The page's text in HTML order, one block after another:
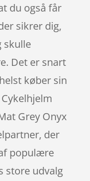
du også får
sikrer dig,
skulle
Det er snart
køber sin
Grey Onyx
der
populære
store udvalg